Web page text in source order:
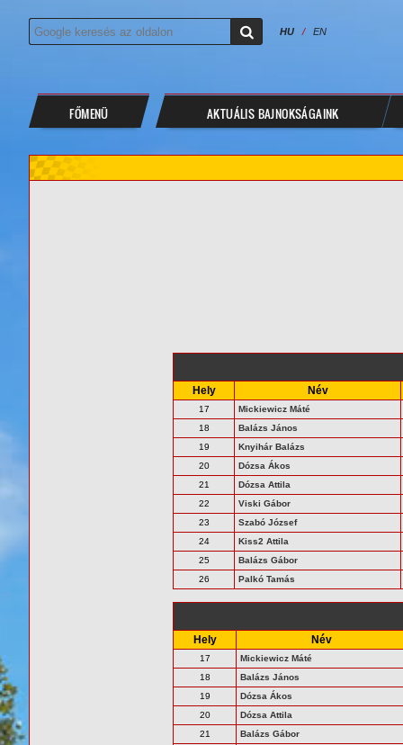
HU / EN
FŐMENÜ AKTUÁLIS BAJNOKSÁGAINK
Hely Név
17
Mickiewicz Máté
18
Balázs János
19
Knyihár Balázs
20
Dózsa Ákos
21
Dózsa Attila
22
Viski Gábor
23
Szabó József
24
Kiss2 Attila
25
Balázs Gábor
26
Palkó Tamás
Hely Név
17
Mickiewicz Máté
18
Balázs János
19
Dózsa Ákos
20
Dózsa Attila
21
Balázs Gábor